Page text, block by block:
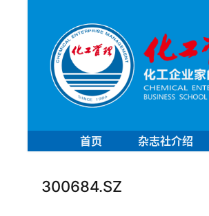
首页 杂志社介绍
300684.SZ